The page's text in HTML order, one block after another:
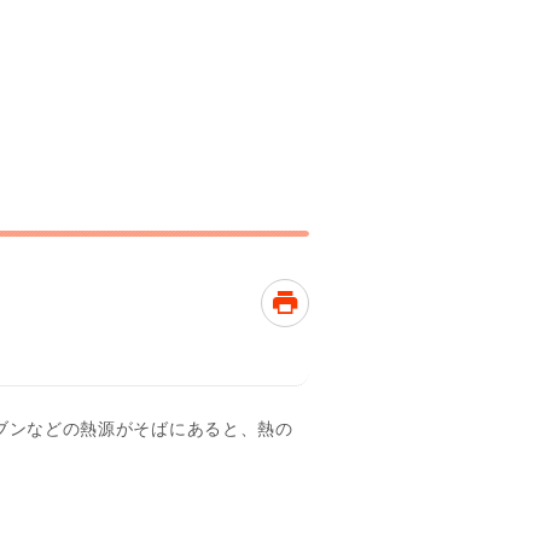
などの熱源がそばにあると、熱の